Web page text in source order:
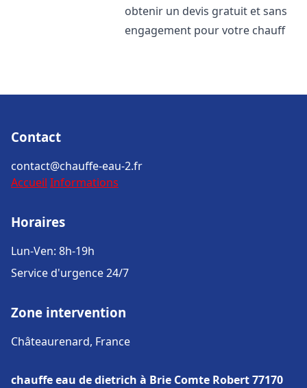
obtenir un devis gratuit et sans
engagement pour votre chauff
Contact
contact@chauffe-eau-2.fr
Accueil Informations
Horaires
Lun-Ven: 8h-19h
Service d'urgence 24/7
Zone intervention
Châteaurenard, France
chauffe eau de dietrich à Brie Comte Robert 77170